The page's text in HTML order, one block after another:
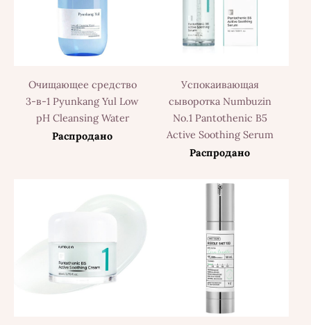
Очищающее средство
3-в-1 Pyunkang Yul Low
pH Cleansing Water
Распродано
Успокаивающая
сыворотка Numbuzin
No.1 Pantothenic B5
Active Soothing Serum
Распродано